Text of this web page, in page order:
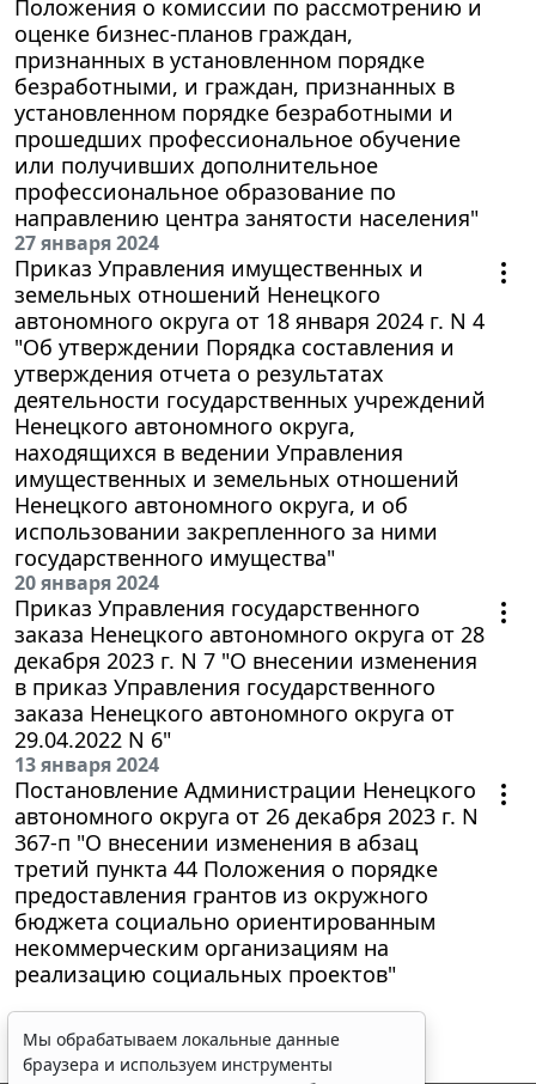
Положения о комиссии по рассмотрению и
оценке бизнес-планов граждан,
признанных в установленном порядке
безработными, и граждан, признанных в
установленном порядке безработными и
прошедших профессиональное обучение
или получивших дополнительное
профессиональное образование по
направлению центра занятости населения"
27 января 2024
Приказ Управления имущественных и
земельных отношений Ненецкого
автономного округа от 18 января 2024 г. N 4
"Об утверждении Порядка составления и
утверждения отчета о результатах
деятельности государственных учреждений
Ненецкого автономного округа,
находящихся в ведении Управления
имущественных и земельных отношений
Ненецкого автономного округа, и об
использовании закрепленного за ними
государственного имущества"
20 января 2024
Приказ Управления государственного
заказа Ненецкого автономного округа от 28
декабря 2023 г. N 7 "О внесении изменения
в приказ Управления государственного
заказа Ненецкого автономного округа от
29.04.2022 N 6"
13 января 2024
Постановление Администрации Ненецкого
автономного округа от 26 декабря 2023 г. N
367-п "О внесении изменения в абзац
третий пункта 44 Положения о порядке
предоставления грантов из окружного
бюджета социально ориентированным
некоммерческим организациям на
реализацию социальных проектов"
Мы обрабатываем локальные данные
браузера и используем инструменты